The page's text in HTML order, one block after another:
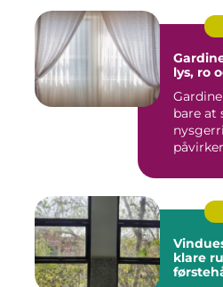
lys, ro
bare at
klare